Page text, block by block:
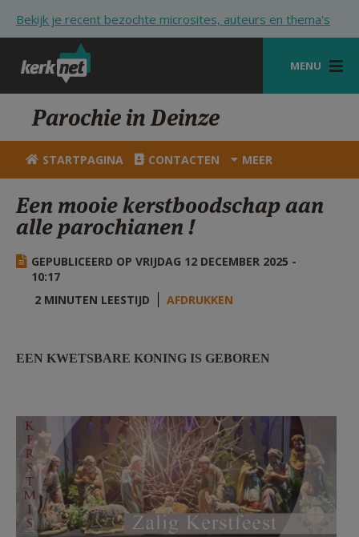
Bekijk je recent bezochte microsites, auteurs en thema's
MENU
STARTPAGINA
KERK
VIERINGEN
SHOP
HULP
STARTPAGINA PORTAAL
Parochie in Deinze
STARTPAGINA CONTACTEN MEER
Een mooie kerstboodschap aan
alle parochianen !
GEPUBLICEERD OP VRIJDAG 12 DECEMBER 2025 -
10:17
2 MINUTEN LEESTIJD
AFDRUKKEN
EEN KWETSBARE KONING IS GEBOREN
Deinze-facebook-kerstmis.jpg